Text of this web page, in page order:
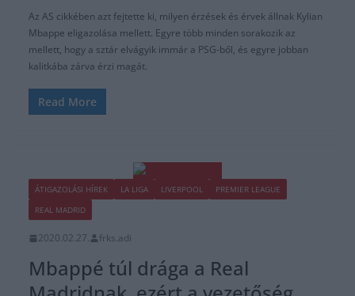
Az AS cikkében azt fejtette ki, milyen érzések és érvek állnak Kylian
Mbappe eligazolása mellett. Egyre több minden sorakozik az
mellett, hogy a sztár elvágyik immár a PSG-ből, és egyre jobban
kalitkába zárva érzi magát.
Read More
ÁTIGAZOLÁSI HÍREK LA LIGA LIVERPOOL
PREMIER LEAGUE
REAL MADRID
2020.02.27. frks.adi
Mbappé túl drága a Real